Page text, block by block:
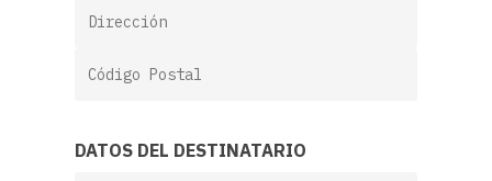
DATOS DEL DESTINATARIO